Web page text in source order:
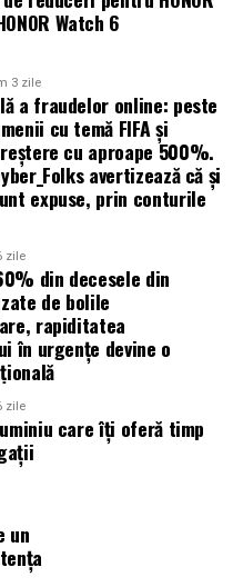
nutriție și sănătate.
la oamenii potriviți
cu chip și nume.
nu
(
despre o decizie pe
a luat-o conștient: să nu
rămână un secret bine
antreprenor. Mulți
lor nu le cunosc,
că nu le găsesc.
vanitate. Este o parte
prin această
Toate participantele
Watch 6
3 zile
a fraudelor online: peste
cu temă FIFA și
cu aproape 500%.
avertizează că și
expuse, prin conturile
zile
din decesele din
de bolile
rapiditatea
în urgențe devine o
zile
care îți oferă timp
un